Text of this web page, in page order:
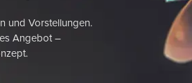
und Vorstellungen.
Angebot –